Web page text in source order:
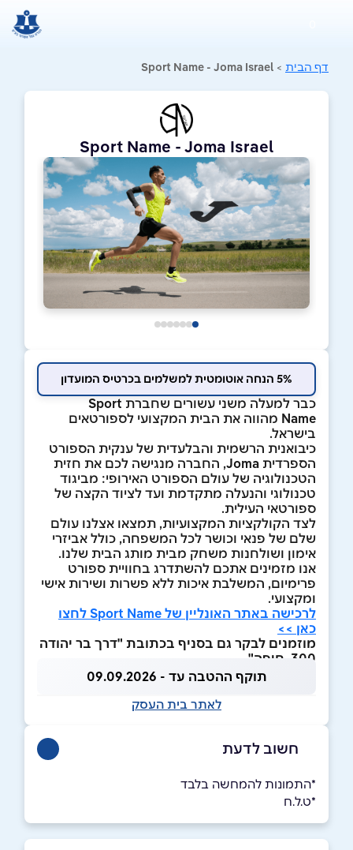
דף הבית >
Sport Name - Joma Israel
Sport Name - Joma Israel
5% הנחה אוטומטית למשלמים בכרטיס המועדון
כבר למעלה משני עשורים שחברת Sport
Name מהווה את הבית המקצועי לספורטאים
בישראל.
כיבואנית הרשמית והבלעדית של ענקית הספורט
הספרדית Joma, החברה מנגישה לכם את חזית
הטכנולוגיה של עולם הספורט האירופי: מביגוד
טכנולוגי והנעלה מתקדמת ועד לציוד הקצה של
ספורטאי העילית.
לצד הקולקציות המקצועיות, תמצאו אצלנו עולם
שלם של פנאי וכושר לכל המשפחה, כולל אביזרי
אימון ושולחנות משחק מבית מותג הבית שלנו.
אנו מזמינים אתכם להשתדרג בחוויית ספורט
פרימיום, המשלבת איכות ללא פשרות ושירות אישי
ומקצועי.
לרכישה באתר האונליין של Sport Name לחצו
כאן >>
מוזמנים לבקר גם בסניף בכתובת "דרך בר יהודה
300, חיפה"
תוקף ההטבה עד - 09.09.2026
לאתר בית העסק
חשוב לדעת
*התמונות להמחשה בלבד
*ט.ל.ח